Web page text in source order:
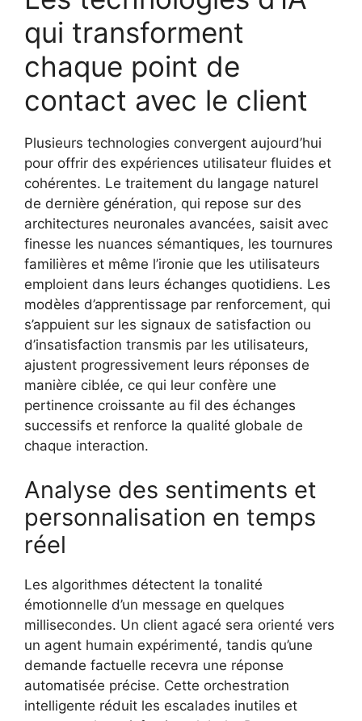
qui transforment
chaque point de
contact avec le client
Plusieurs technologies convergent aujourd’hui
pour offrir des expériences utilisateur fluides et
cohérentes. Le traitement du langage naturel
de dernière génération, qui repose sur des
architectures neuronales avancées, saisit avec
finesse les nuances sémantiques, les tournures
familières et même l’ironie que les utilisateurs
emploient dans leurs échanges quotidiens. Les
modèles d’apprentissage par renforcement, qui
s’appuient sur les signaux de satisfaction ou
d’insatisfaction transmis par les utilisateurs,
ajustent progressivement leurs réponses de
manière ciblée, ce qui leur confère une
pertinence croissante au fil des échanges
successifs et renforce la qualité globale de
chaque interaction.
Analyse des sentiments et
personnalisation en temps
réel
Les algorithmes détectent la tonalité
émotionnelle d’un message en quelques
millisecondes. Un client agacé sera orienté vers
un agent humain expérimenté, tandis qu’une
demande factuelle recevra une réponse
automatisée précise. Cette orchestration
intelligente réduit les escalades inutiles et